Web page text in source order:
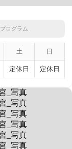
プログラム
土 日
定休日 定休日